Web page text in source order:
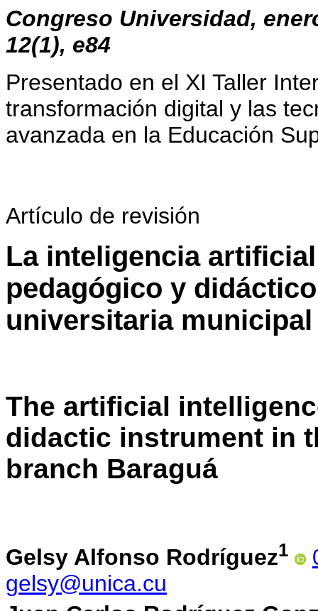
Congreso Universidad,
12(1), e84
Presentado en el XI Taller
transformación digital y las
avanzada en la Educación
Artículo de revisión
La inteligencia
pedagógico y
universitaria municipal
The artificial
didactic instrument in
branch Baraguá
Gelsy Alfonso Rodríguez1
gelsy@unica.cu